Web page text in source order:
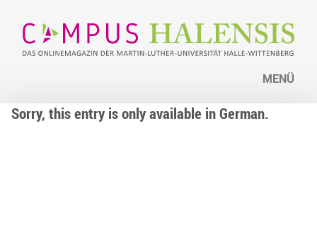
MENÜ
Sorry, this entry is only available in German.